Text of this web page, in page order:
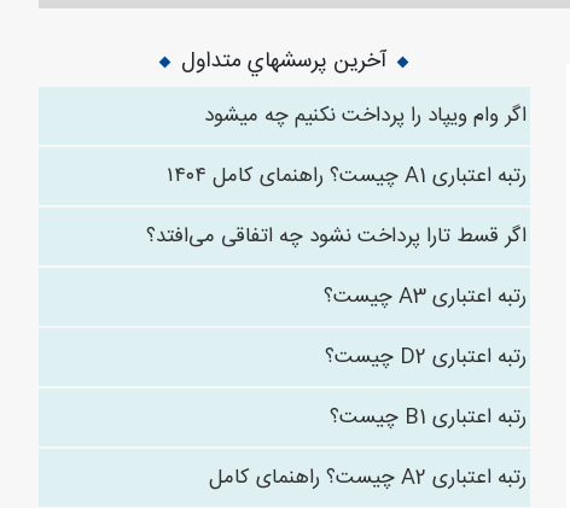
آخرین پرسشهاي متداول
اگر وام ویپاد را پرداخت نکنیم چه میشود
رتبه اعتباری A1 چیست؟ راهنمای کامل ۱۴۰۴
اگر قسط تارا پرداخت نشود چه اتفاقی می‌افتد؟
رتبه اعتباری A3 چیست؟
رتبه اعتباری D2 چیست؟
رتبه اعتباری B1 چیست؟
رتبه اعتباری A2 چیست؟ راهنمای کامل